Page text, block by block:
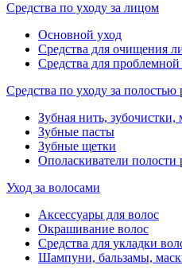
Средства по уходу за лицом
Основной уход
Средства для очищения
Средства для
Средства по уходу за полостью
Зубная нить,
Зубные пасты
Зубные щетки
Ополаскиватели полости
Уход за волосами
Аксессуары для волос
Окрашивание волос
Средства для укладки
Шампуни, бальзамы,